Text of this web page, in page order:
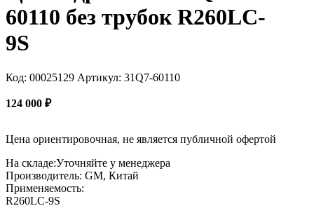
60110 без трубок R260LC-
9S
Код: 00025129 Артикул: 31Q7-60110
124 000 ₽
Цена ориентировочная, не является публичной офертой
На складе:Уточняйте у менеджера
Производитель: GM, Китай
Применяемость:
R260LC-9S